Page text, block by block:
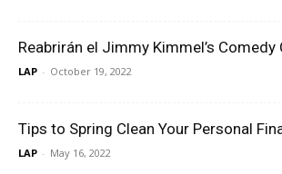
Reabrirán el Jimmy Kimmel’s Comedy
LAP - October 19, 2022
Tips to Spring Clean Your Personal
LAP - May 16, 2022